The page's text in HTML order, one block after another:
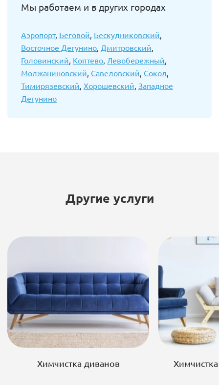
Мы работаем и в других городах
Аэропорт, Беговой Бескудниковский
Восточное Дегунино Дмитровский
Головинский Коптево Левобережный
Молжаниновский Савеловский Сокол
Тимирязевский Хорошевский Западное
Дегунино
Другие услуги
Химчистка диванов